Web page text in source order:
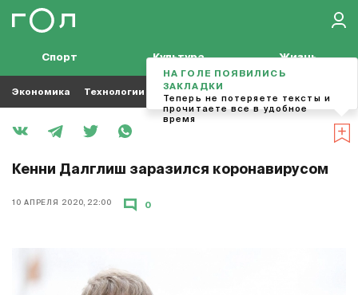
Спорт Культура Жизнь
Экономика Технологии Кино Футбол
Кенни Далглиш заразился коронавирусом
10 АПРЕЛЯ 2020, 22:00 0
НА ГОЛЕ ПОЯВИЛИСЬ
ЗАКЛАДКИ
Теперь не потеряете тексты и
прочитаете все в удобное
время